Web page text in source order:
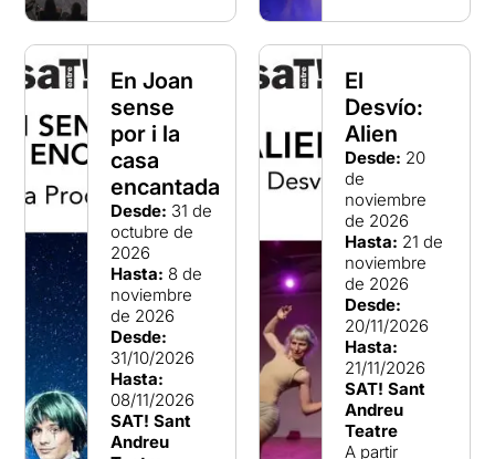
En Joan
sense
por i la
casa
encantada
Desde: 31 de
octubre de
2026
Hasta: 8 de
noviembre
de 2026
Desde:
31/10/2026
Hasta:
08/11/2026
SAT! Sant
Andreu
El
Desvío:
Alien
Desde: 20
de
noviembre
de 2026
Hasta: 21 de
noviembre
de 2026
Desde:
20/11/2026
Hasta:
21/11/2026
SAT! Sant
Andreu
Teatre
A partir